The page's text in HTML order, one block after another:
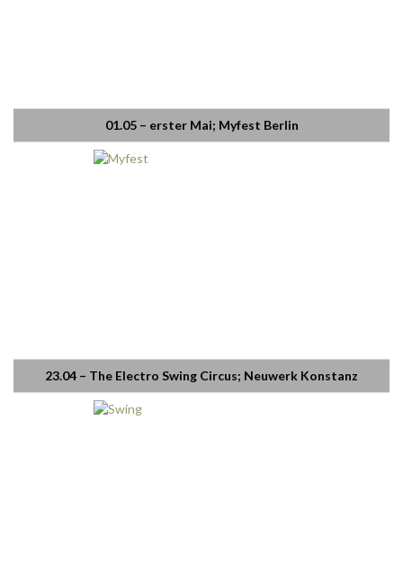
01.05 – erster Mai; Myfest Berlin
23.04 – The Electro Swing Circus; Neuwerk Konstanz